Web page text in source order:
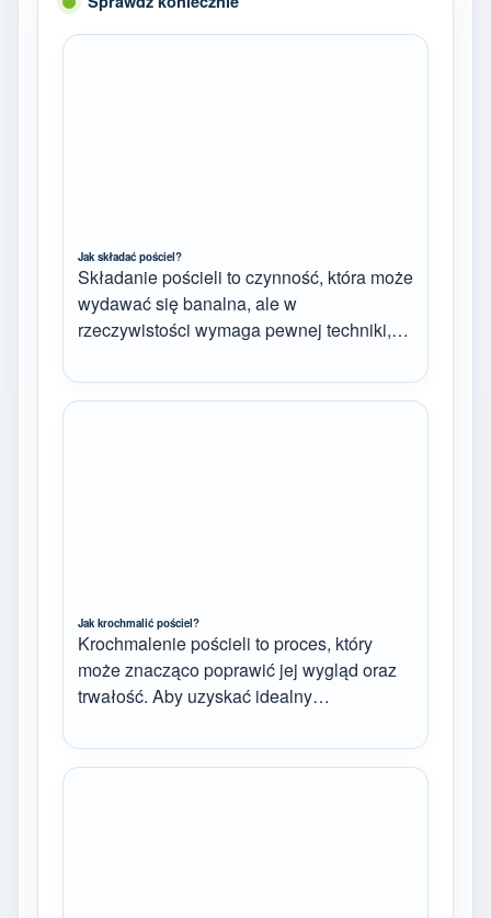
Jak składać pościel?
Składanie pościeli to czynność, która może
wydawać się banalna, ale w
rzeczywistości wymaga pewnej techniki,…
Jak krochmalić pościel?
Krochmalenie pościeli to proces, który
może znacząco poprawić jej wygląd oraz
trwałość. Aby uzyskać idealny…